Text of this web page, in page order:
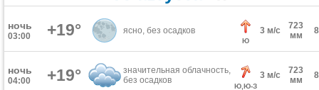
ночь
03:00 +19° ясно, без осадков
Ю
3 м/с
723
мм
ночь
04:00 +19°
значительная облачность,
без осадков
Ю,Ю-З
3 м/с
723
мм